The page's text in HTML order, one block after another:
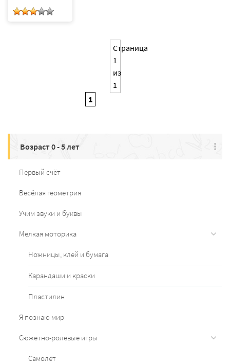
Страница
1
из
1
1
Возраст 0 - 5 лет
Первый счёт
Весёлая геометрия
Учим звуки и буквы
Мелкая моторика
Ножницы, клей и бумага
Карандаши и краски
Пластилин
Я познаю мир
Сюжетно-ролевые игры
Самолёт